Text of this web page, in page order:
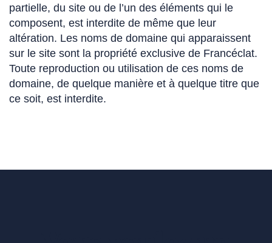
partielle, du site ou de l’un des éléments qui le
composent, est interdite de même que leur
altération. Les noms de domaine qui apparaissent
sur le site sont la propriété exclusive de Francéclat.
Toute reproduction ou utilisation de ces noms de
domaine, de quelque manière et à quelque titre que
ce soit, est interdite.